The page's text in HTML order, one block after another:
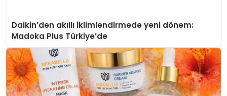
Daikin’den akıllı iklimlendirmede yeni dönem:
Madoka Plus Türkiye’de